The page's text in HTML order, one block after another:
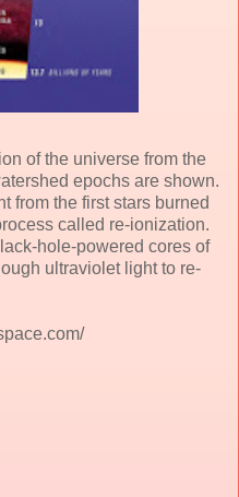
of the universe from the
epochs are shown.
from the first stars burned
called re-ionization.
hole-powered cores of
ultraviolet light to re-